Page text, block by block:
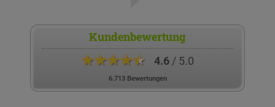
Kundenbewertung
★★★★★ 4.6/ 5.0
6.713 Bewertungen